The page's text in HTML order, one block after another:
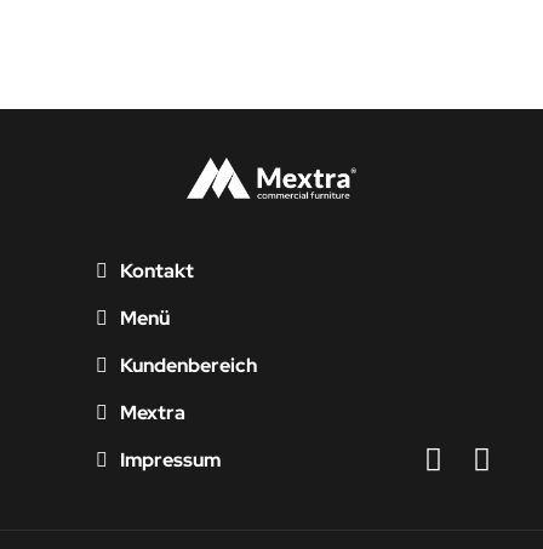
Kontakt
Menü
Kundenbereich
Mextra
Impressum